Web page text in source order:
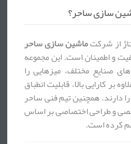
سازی ساحر؟
از شرکتماشین سازی ساحر
و اطمینان است. این مجموعه
صنایع مختلف، میزهایی را
بر کارایی بالا، قابلیت انطباق
دارند. همچنین تیم فنی ساحر
و طراحی اختصاصی بر اساس
کرده است.